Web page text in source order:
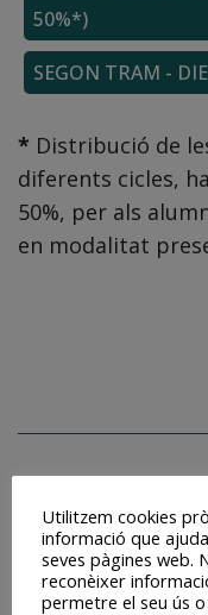
50%*)
SEGON TRAM -
* Distribució de
diferents cicles,
50%, per als
en modalitat
Utilitzem cookies
informació que
seves pàgines web.
reconèixer
permetre el seu ús